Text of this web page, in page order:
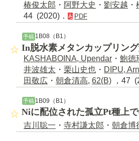
椿俊太郎 ・ 阿野大史 ・ 劉安越 ・
44 (2020)．
PDF
予稿 1B08（B1）
In脱水素メタンカップリン
KASHABOINA, Upendar ・ 鮑徳
井波雄太 ・ 栗山史也 ・ DIPU,
田敬広 ・ 朝倉清高, 62(B) ，47
予稿 1B09（B1）
Niに配位された孤立Pt種上
吉川聡一 ・ 寺村謙太郎 ・ 朝倉博